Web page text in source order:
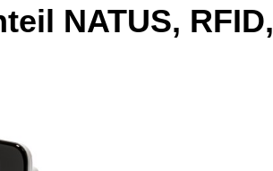
NATUS, RFID,